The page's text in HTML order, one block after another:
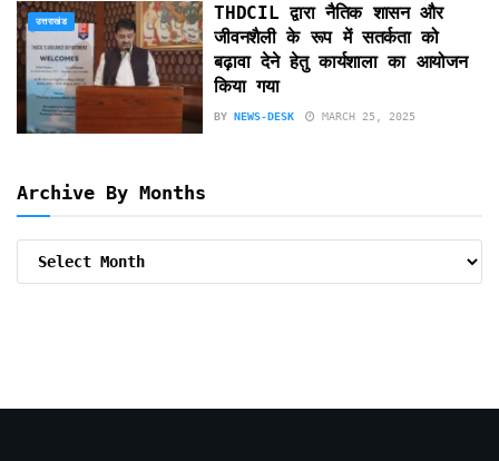
उत्तराखंड
THDCIL द्वारा नैतिक शासन और
जीवनशैली के रूप में सतर्कता को
बढ़ावा देने हेतु कार्यशाला का आयोजन
किया गया
BY NEWS-DESK MARCH 25, 2025
Archive By Months